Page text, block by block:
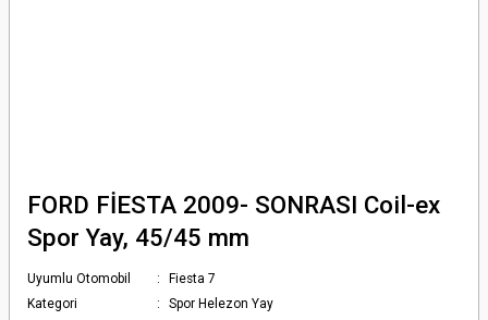
FORD FİESTA 2009- SONRASI Coil-ex
Spor Yay, 45/45 mm
Uyumlu Otomobil
Fiesta 7
Kategori
Spor Helezon Yay